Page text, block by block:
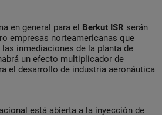
en general para el Berkut ISR serán
empresas norteamericanas que
inmediaciones de la planta de
un efecto multiplicador de
el desarrollo de industria aeronáutica
está abierta a la inyección de